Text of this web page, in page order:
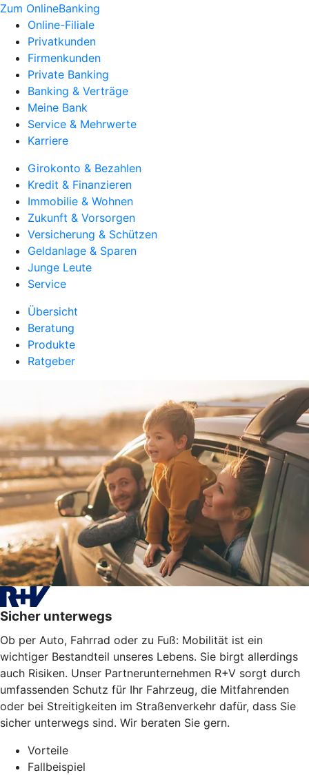
Zum OnlineBanking
Online-Filiale
Privatkunden
Firmenkunden
Private Banking
Banking & Verträge
Meine Bank
Service & Mehrwerte
Karriere
Girokonto & Bezahlen
Kredit & Finanzieren
Immobilie & Wohnen
Zukunft & Vorsorgen
Versicherung & Schützen
Geldanlage & Sparen
Junge Leute
Service
Übersicht
Beratung
Produkte
Ratgeber
Sicher unterwegs
Ob per Auto, Fahrrad oder zu Fuß: Mobilität ist ein
wichtiger Bestandteil unseres Lebens. Sie birgt allerdings
auch Risiken. Unser Partnerunternehmen R+V sorgt durch
umfassenden Schutz für Ihr Fahrzeug, die Mitfahrenden
oder bei Streitigkeiten im Straßenverkehr dafür, dass Sie
sicher unterwegs sind. Wir beraten Sie gern.
Vorteile
Fallbeispiel